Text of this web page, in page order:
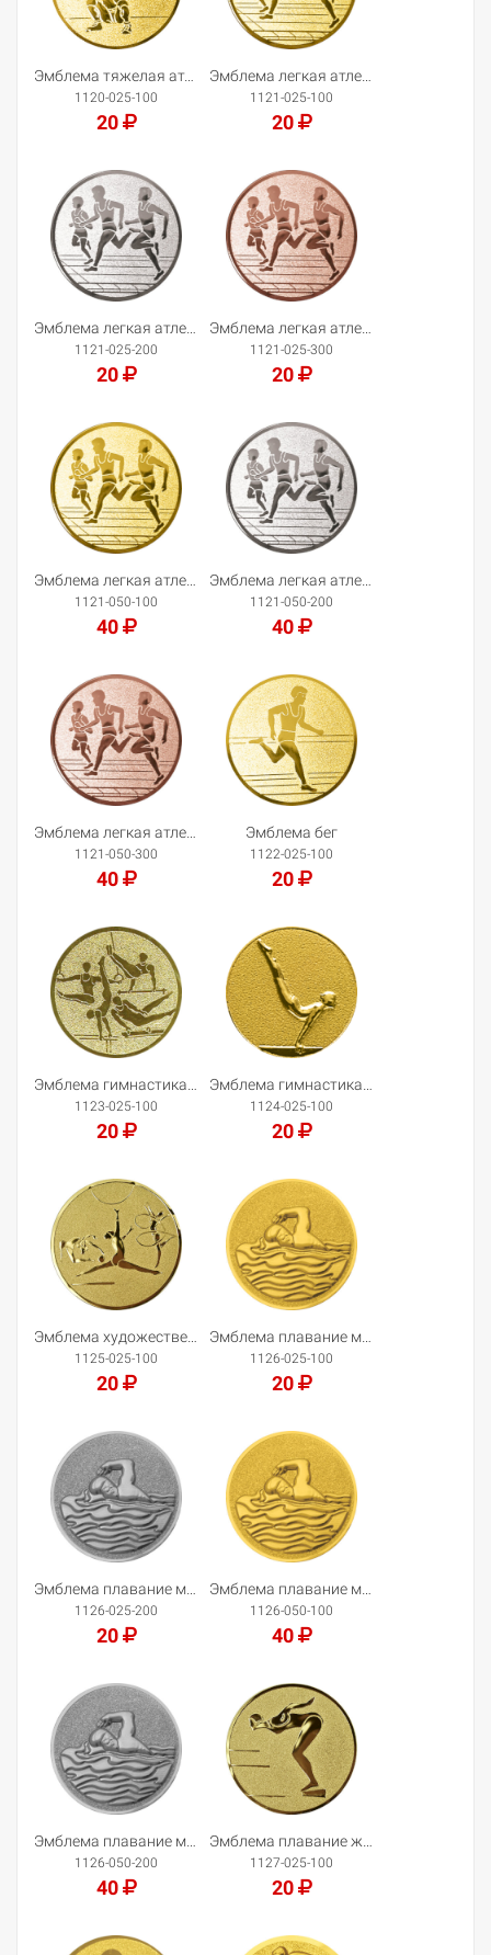
Эмблема тяжелая атлетика
1120-025-100
20
Добавить в корзину
1121-025-100
20
Добавить в корзину
1121-025-200
20
Добавить в корзину
1121-025-300
20
Добавить в корзину
1121-050-100
40
Добавить в корзину
1121-050-200
40
Добавить в корзину
1121-050-300
40
Добавить в корзину
Эмблема бег
1122-025-100
20
Добавить в корзину
1123-025-100
20
Добавить в корзину
1124-025-100
20
Добавить в корзину
1125-025-100
20
Добавить в корзину
1126-025-100
20
Добавить в корзину
1126-025-200
20
Добавить в корзину
1126-050-100
40
Добавить в корзину
1126-050-200
40
Добавить в корзину
1127-025-100
20
Добавить в корзину